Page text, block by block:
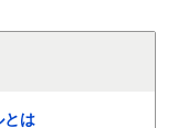
とは